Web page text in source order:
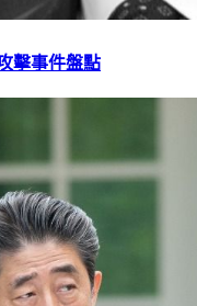
擊事件盤點